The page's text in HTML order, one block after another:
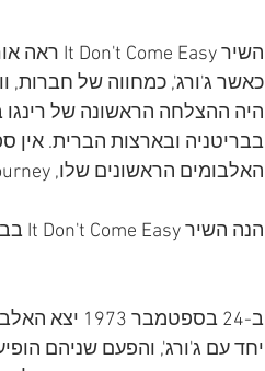
היה ההצלחה הראשונה של רינגו
בבריטניה ובארצות הברית. אין
האלבומים הראשונים שלו, Sentimental Journey ו-Beaucoups of Blues נחלו כישלון מסחרי.
הנה השיר It Don't Come Easy בביצוע רינגו:
יחד עם ג'ורג', והפעם שניהם